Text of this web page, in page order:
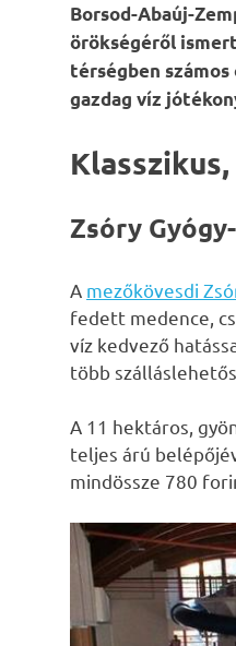
Borsod-Abaúj-
örökségéről
térségben
gazdag víz
Zsóry
A mezőkövesdi
fedett medence,
víz kedvező
több
A 11 hektáros,
teljes árú
mindössze 780